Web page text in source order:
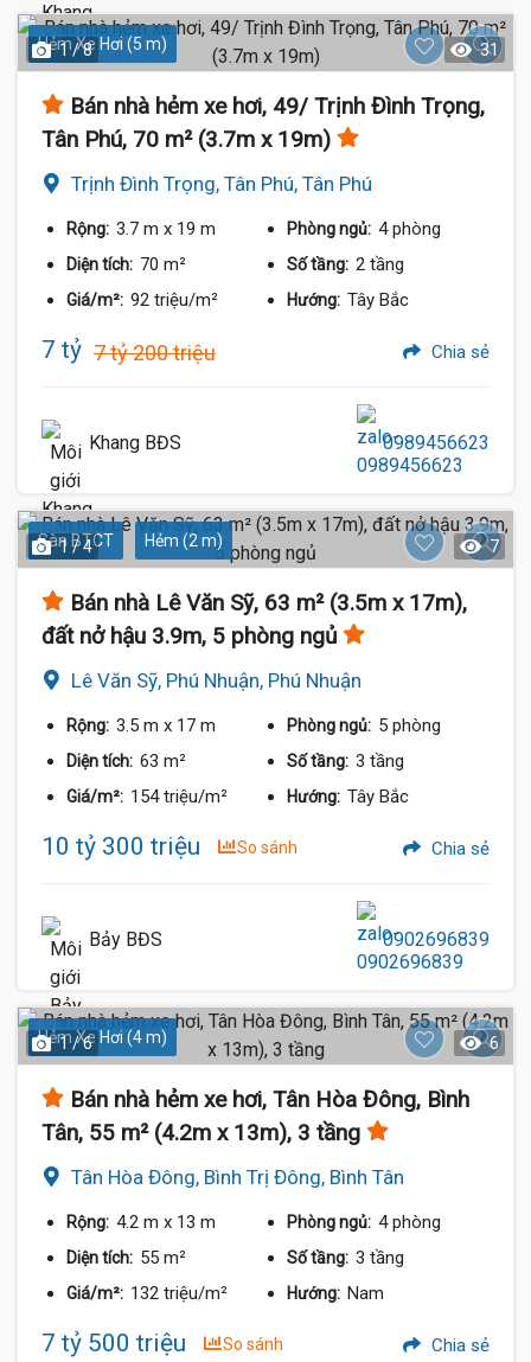
Hẻm Xe Hơi (5 m)
1 / 8 31
Bán nhà hẻm xe hơi, 49/ Trịnh Đình Trọng,
Tân Phú, 70 m² (3.7m x 19m)
Trịnh Đình Trọng, Tân Phú, Tân Phú
Rộng: 3.7 m x 19 m Phòng ngủ: 4 phòng
Diện tích: 70 m² Số tầng: 2 tầng
Giá/m²: 92 triệu/m² Hướng: Tây Bắc
7 tỷ 7 tỷ 200 triệu Chia sẻ
Khang BĐS 0989456623
Sàn BTCT Hẻm (2 m)
1 / 4 7
Bán nhà Lê Văn Sỹ, 63 m² (3.5m x 17m),
đất nở hậu 3.9m, 5 phòng ngủ
Lê Văn Sỹ, Phú Nhuận, Phú Nhuận
Rộng: 3.5 m x 17 m Phòng ngủ: 5 phòng
Diện tích: 63 m² Số tầng: 3 tầng
Giá/m²: 154 triệu/m² Hướng: Tây Bắc
10 tỷ 300 triệu So sánh Chia sẻ
Bảy BĐS 0902696839
Hẻm Xe Hơi (4 m)
1 / 6 6
Bán nhà hẻm xe hơi, Tân Hòa Đông, Bình
Tân, 55 m² (4.2m x 13m), 3 tầng
Tân Hòa Đông, Bình Trị Đông, Bình Tân
Rộng: 4.2 m x 13 m Phòng ngủ: 4 phòng
Diện tích: 55 m² Số tầng: 3 tầng
Giá/m²: 132 triệu/m² Hướng: Nam
7 tỷ 500 triệu So sánh Chia sẻ